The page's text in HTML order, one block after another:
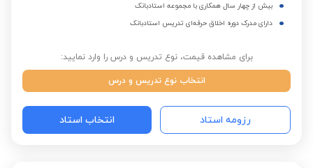
بیش از چهار سال همکاری با مجموعه استادبانک
دارای مدرک دوره اخلاق حرفه‌ای تدریس استادبانک
برای مشاهده قیمت، نوع تدریس و درس را وارد نمایید:
انتخاب نوع تدریس و درس
رزومه استاد انتخاب استاد